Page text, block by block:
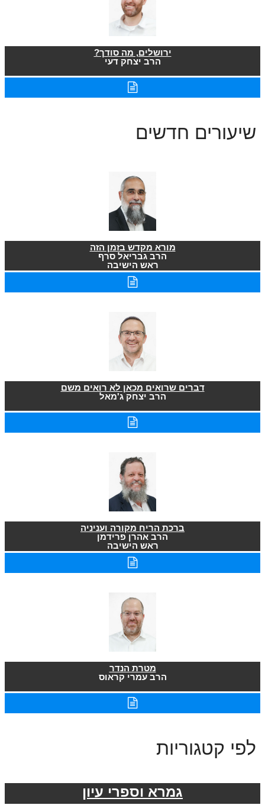
ירושלים, מה סודך?
הרב יצחק דעי
שיעורים חדשים
מורא מקדש בזמן הזה
הרב גבריאל סרף
ראש הישיבה
דברים שרואים מכאן לא רואים משם
הרב יצחק ג'מאל
ברכת הריח מקורה ועניניה
הרב אהרן פרידמן
ראש הישיבה
מטרת הנדר
הרב עמרי קראוס
לפי קטגוריות
גמרא וספרי עיון